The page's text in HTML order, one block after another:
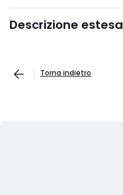
Descrizione estesa
Torna indietro